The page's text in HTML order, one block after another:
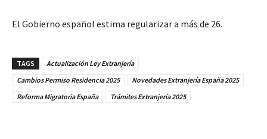
El Gobierno español estima regularizar a más de 26.
TAGS
Actualización Ley Extranjería
Cambios Permiso Residencia 2025
Novedades Extranjería España 2025
Reforma Migratoria España
Trámites Extranjería 2025